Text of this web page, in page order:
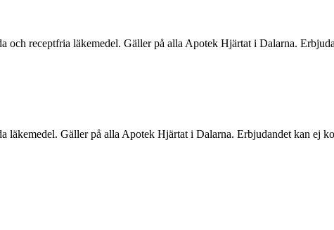
och receptfria läkemedel. Gäller på alla Apotek Hjärtat i Dalarna.
läkemedel. Gäller på alla Apotek Hjärtat i Dalarna. Erbjudandet kan ej